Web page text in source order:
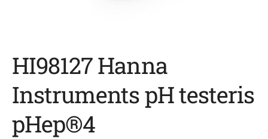
HI98127 Hanna
Instruments pH testeris
pHep®4